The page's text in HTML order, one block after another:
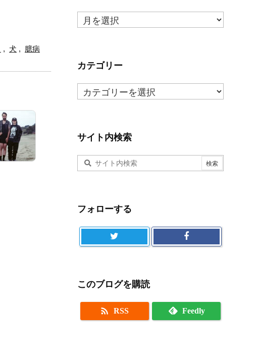
, 犬 , 臆病
月
ご
ま
め
カテゴリー
カ
テ
ー
サイト内検索
フォローする
このブログを購読
 RSS Feedly